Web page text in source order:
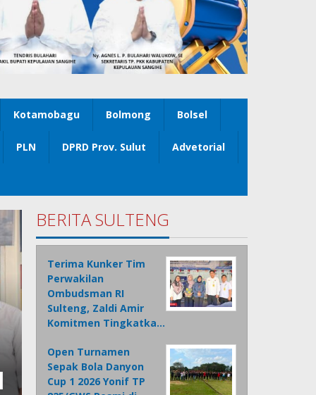
Kotamobagu Bolmong Bolsel
PLN DPRD Prov. Sulut Advetorial
BERITA SULTENG
Terima Kunker Tim
Perwakilan
Ombudsman RI
Sulteng, Zaldi Amir
Komitmen Tingkatka…
Open Turnamen
Sepak Bola Danyon
Cup 1 2026 Yonif TP